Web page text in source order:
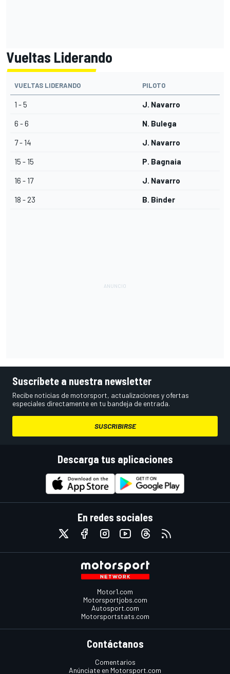
Vueltas Liderando
VUELTAS LIDERANDO PILOTO
1 - 5 J. Navarro
6 - 6 N. Bulega
7 - 14 J. Navarro
15 - 15 P. Bagnaia
16 - 17 J. Navarro
18 - 23 B. Binder
Suscríbete a nuestra newsletter
Recibe noticias de motorsport, actualizaciones y ofertas
especiales directamente en tu bandeja de entrada.
SUSCRIBIRSE
Descarga tus aplicaciones
En redes sociales
Motor1.com
Motorsportjobs.com
Autosport.com
Motorsportstats.com
Contáctanos
Comentarios
Anúnciate en Motorsport.com